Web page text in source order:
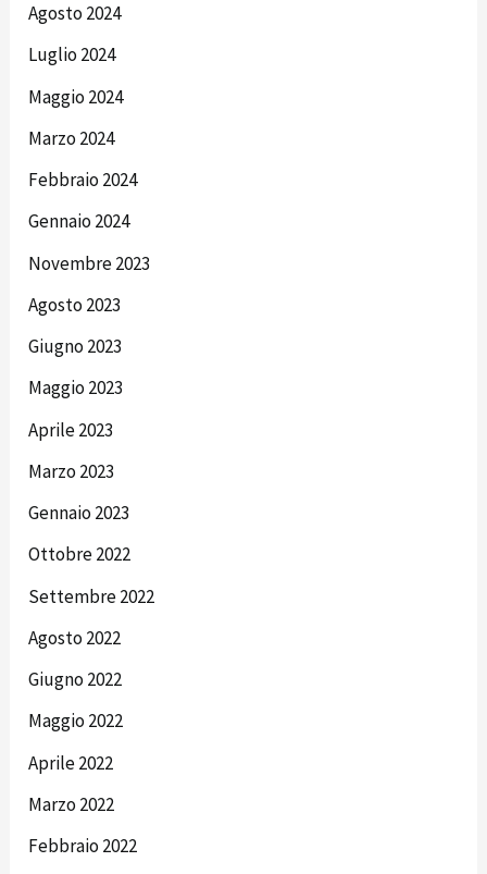
Agosto 2024
Luglio 2024
Maggio 2024
Marzo 2024
Febbraio 2024
Gennaio 2024
Novembre 2023
Agosto 2023
Giugno 2023
Maggio 2023
Aprile 2023
Marzo 2023
Gennaio 2023
Ottobre 2022
Settembre 2022
Agosto 2022
Giugno 2022
Maggio 2022
Aprile 2022
Marzo 2022
Febbraio 2022